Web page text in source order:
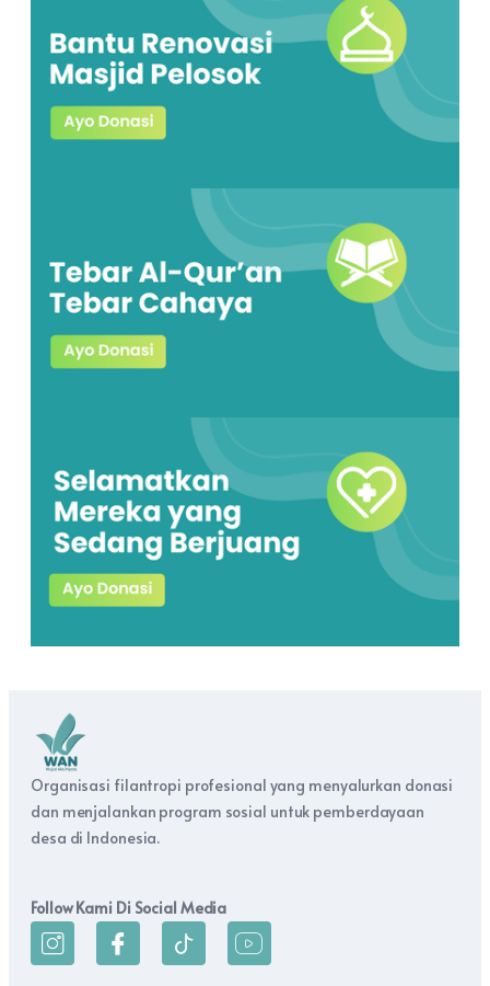
Organisasi filantropi profesional yang menyalurkan donasi
dan menjalankan program sosial untuk pemberdayaan
desa di Indonesia.
Follow Kami Di Social Media